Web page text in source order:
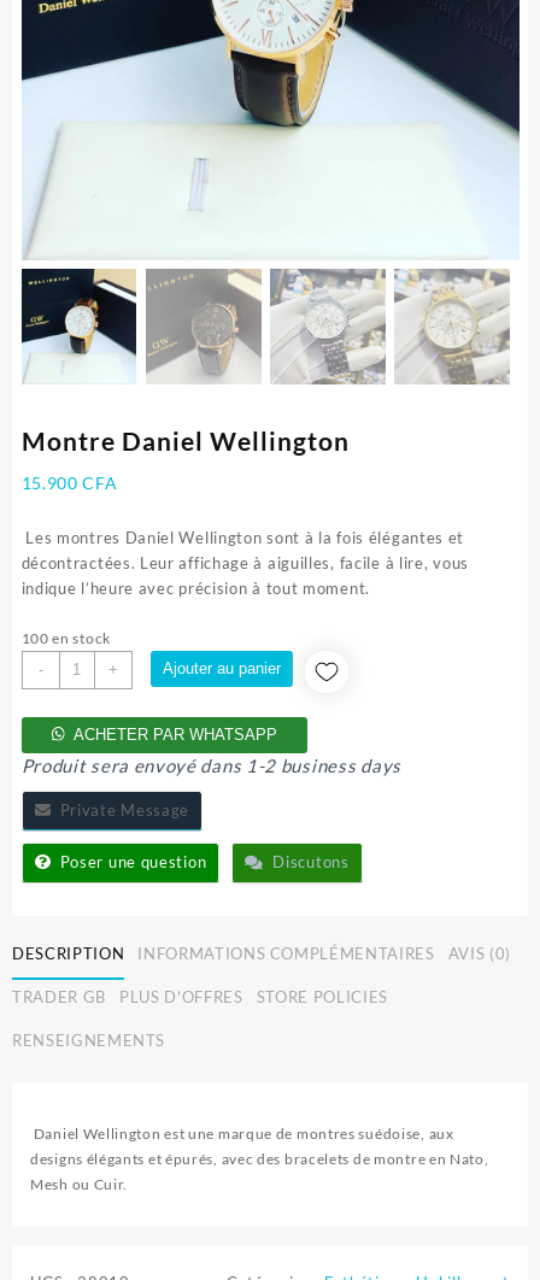
Montre Daniel Wellington
15.900CFA
Les montres Daniel Wellington sont à la fois élégantes et
décontractées. Leur affichage à aiguilles, facile à lire, vous
indique l’heure avec précision à tout moment.
100 en stock
-
quantité
de
Montre
Daniel
Wellington
+ Ajouter au panier
ACHETER PAR WHATSAPP
Produit sera envoyé dans 1-2 business days
Private Message
Poser une question Discutons
DESCRIPTION INFORMATIONS COMPLÉMENTAIRES AVIS (0)
TRADER GB PLUS D'OFFRES STORE POLICIES
RENSEIGNEMENTS
Daniel Wellington est une marque de montres suédoise, aux
designs élégants et épurés, avec des bracelets de montre en Nato,
Mesh ou Cuir.